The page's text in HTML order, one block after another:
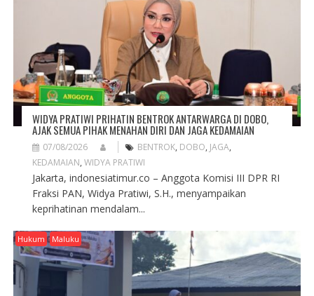
WIDYA PRATIWI PRIHATIN BENTROK ANTARWARGA DI DOBO,
AJAK SEMUA PIHAK MENAHAN DIRI DAN JAGA KEDAMAIAN
07/08/2026 BENTROK, DOBO, JAGA,
KEDAMAIAN, WIDYA PRATIWI
Jakarta, indonesiatimur.co – Anggota Komisi III DPR RI
Fraksi PAN, Widya Pratiwi, S.H., menyampaikan
keprihatinan mendalam...
Hukum Maluku